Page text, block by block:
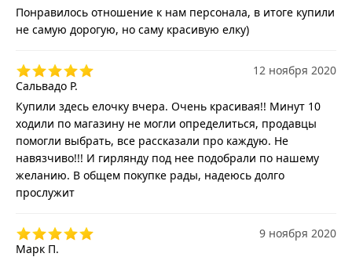
Понравилось отношение к нам персонала, в итоге купили
не самую дорогую, но саму красивую елку)
Сальвадо Р.
12 ноября 2020
Купили здесь елочку вчера. Очень красивая!! Минут 10
ходили по магазину не могли определиться, продавцы
помогли выбрать, все рассказали про каждую. Не
навязчиво!!! И гирлянду под нее подобрали по нашему
желанию. В общем покупке рады, надеюсь долго
прослужит
Марк П.
9 ноября 2020